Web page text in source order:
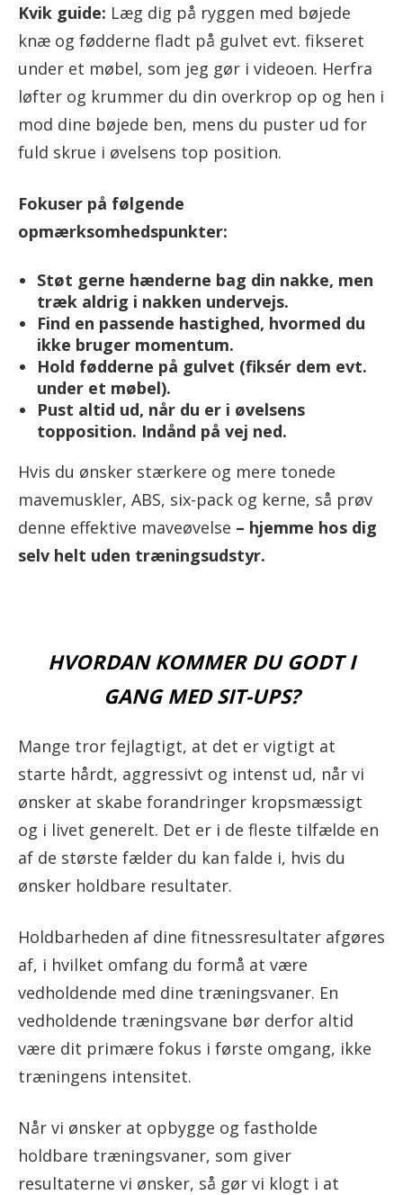
Kvik guide: Læg dig på ryggen med bøjede
knæ og fødderne fladt på gulvet evt. fikseret
under et møbel, som jeg gør i videoen. Herfra
løfter og krummer du din overkrop op og hen i
mod dine bøjede ben, mens du puster ud for
fuld skrue i øvelsens top position.
Fokuser på følgende
opmærksomhedspunkter:
Støt gerne hænderne bag din nakke, men
træk aldrig i nakken undervejs.
Find en passende hastighed, hvormed du
ikke bruger momentum.
Hold fødderne på gulvet (fiksér dem evt.
under et møbel).
Pust altid ud, når du er i øvelsens
topposition. Indånd på vej ned.
Hvis du ønsker stærkere og mere tonede
mavemuskler, ABS, six-pack og kerne, så prøv
denne effektive maveøvelse – hjemme hos dig
selv helt uden træningsudstyr.
HVORDAN KOMMER DU GODT I
GANG MED SIT-UPS?
Mange tror fejlagtigt, at det er vigtigt at
starte hårdt, aggressivt og intenst ud, når vi
ønsker at skabe forandringer kropsmæssigt
og i livet generelt. Det er i de fleste tilfælde en
af de største fælder du kan falde i, hvis du
ønsker holdbare resultater.
​Holdbarheden af dine fitnessresultater afgøres
af, i hvilket omfang du formå at være
vedholdende med dine træningsvaner. En
vedholdende træningsvane bør derfor altid
være dit primære fokus i første omgang, ikke
træningens intensitet.
Når vi ønsker at opbygge og fastholde
holdbare træningsvaner, som giver
resultaterne vi ønsker, så gør vi klogt i at